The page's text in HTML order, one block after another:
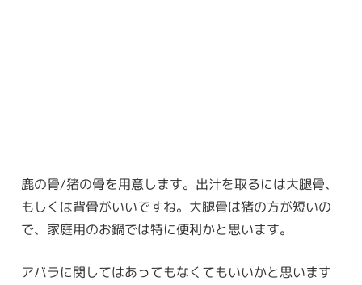
鹿の骨/猪の骨を用意します。出汁を取るには大腿骨、
もしくは背骨がいいですね。大腿骨は猪の方が短いの
で、家庭用のお鍋では特に便利かと思います。
アバラに関してはあってもなくてもいいかと思います